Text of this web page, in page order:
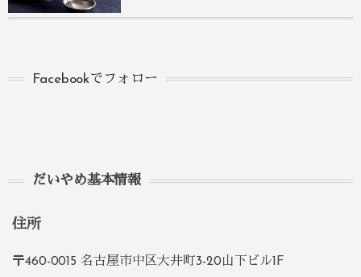
Facebookでフォロー
だいやめ基本情報
住所
〒460-0015 名古屋市中区大井町3-20山下ビル1F